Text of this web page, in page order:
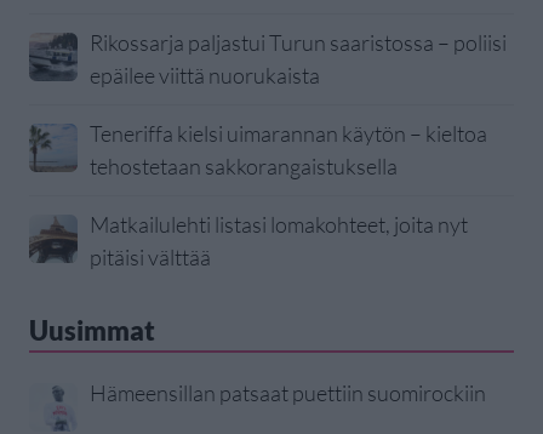
Rikossarja paljastui Turun saaristossa – poliisi
epäilee viittä nuorukaista
Teneriffa kielsi uimarannan käytön – kieltoa
tehostetaan sakkorangaistuksella
Matkailulehti listasi lomakohteet, joita nyt
pitäisi välttää
Uusimmat
Hämeensillan patsaat puettiin suomirockiin